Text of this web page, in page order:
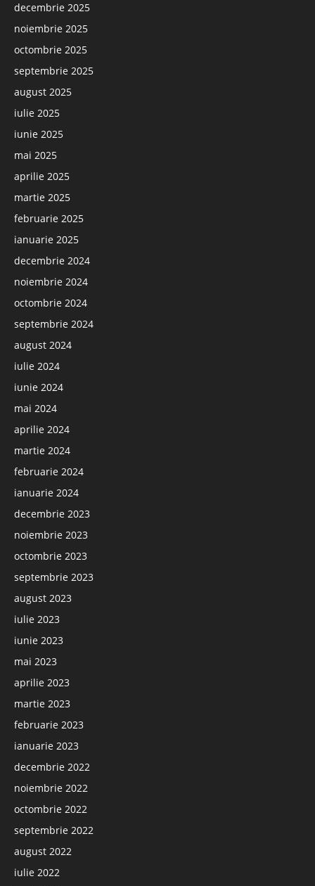
decembrie 2025
noiembrie 2025
octombrie 2025
septembrie 2025
august 2025
iulie 2025
iunie 2025
mai 2025
aprilie 2025
martie 2025
februarie 2025
ianuarie 2025
decembrie 2024
noiembrie 2024
octombrie 2024
septembrie 2024
august 2024
iulie 2024
iunie 2024
mai 2024
aprilie 2024
martie 2024
februarie 2024
ianuarie 2024
decembrie 2023
noiembrie 2023
octombrie 2023
septembrie 2023
august 2023
iulie 2023
iunie 2023
mai 2023
aprilie 2023
martie 2023
februarie 2023
ianuarie 2023
decembrie 2022
noiembrie 2022
octombrie 2022
septembrie 2022
august 2022
iulie 2022